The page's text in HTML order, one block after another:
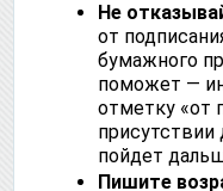
Не
от
бумажного
поможет —
отметку «от
присутствии
пойдет
Пишите